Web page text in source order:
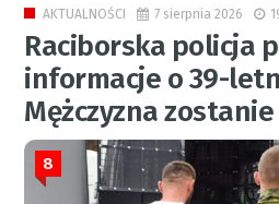
AKTUALNOŚCI 7 sierpnia 2026
Raciborska policja
informacje o 39-
Mężczyzna
8